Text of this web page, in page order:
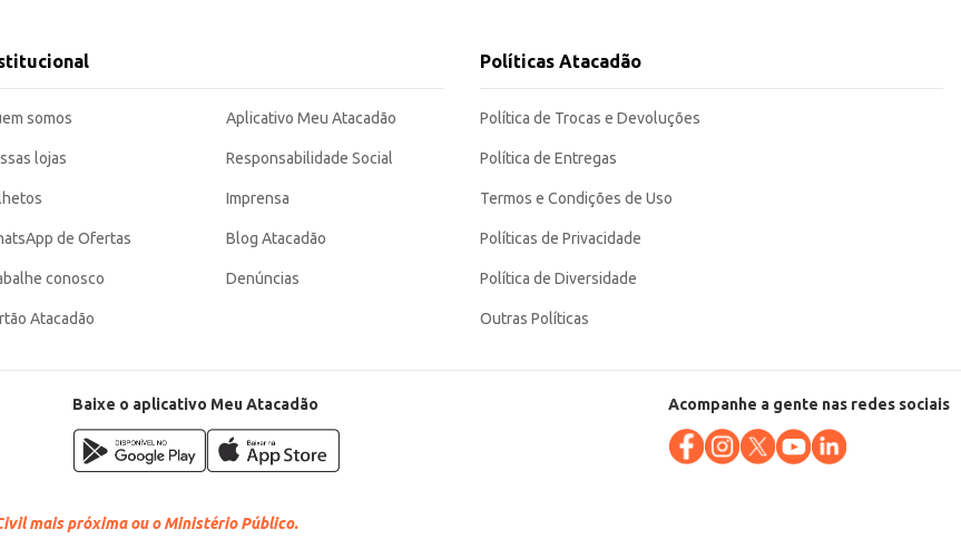
em larga escala ou para uso pessoal. Seu formato em barra e peso de 1,01kg contribuem para um melhor
somos
lojas
de Ofertas
conosco
Atacadão
Aplicativo Meu Atacadão
Responsabilidade Social
Imprensa
Blog Atacadão
Denúncias
Políticas Atacadão
Política de Trocas e Devoluções
Política de Entregas
Termos e Condições de Uso
Políticas de Privacidade
Política de Diversidade
Outras Políticas
Baixe o aplicativo Meu Atacadão Acompanhe a gente nas redes sociais
mais próxima ou o Ministério Público.